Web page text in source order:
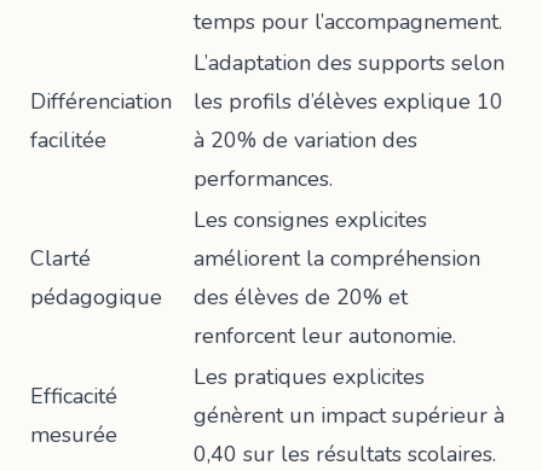
temps pour l’accompagnement.
Différenciation
facilitée
L’adaptation des supports selon
les profils d’élèves explique 10
à 20% de variation des
performances.
Clarté
pédagogique
Les consignes explicites
améliorent la compréhension
des élèves de 20% et
renforcent leur autonomie.
Efficacité
mesurée
Les pratiques explicites
génèrent un impact supérieur à
0,40 sur les résultats scolaires.